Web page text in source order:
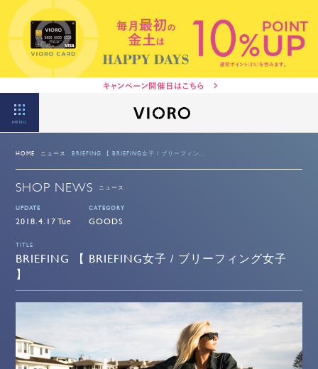
MENU
HOME ニュース BRIEFING 【 BRIEFING女子 / ブリーフィン...
SHOP NEWS ニュース
UPDATE
2018.4.17 Tue
CATEGORY
GOODS
TITLE
BRIEFING 【 BRIEFING女子 / ブリーフィング女子
】